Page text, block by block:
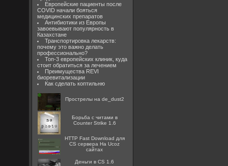
Европейские пациенты после
COVID начали бояться
медицинских препаратов
Антибиотики из Европы
завоевывают популярность в
Казахстане
Транспортировка лекарств:
почему это важно делать
профессионально?
Топ-3 европейских клиник, куда
стоит обратиться за лечением
Преимущества REVI
биоревитализации
Как сделать коптильню
Прострелы на de_dust2
Борьба с читами в
Counter Strike 1.6
HTTP Fast Download для
CS сервера На Ucoz
сайтах
Деньги в CS 1.6